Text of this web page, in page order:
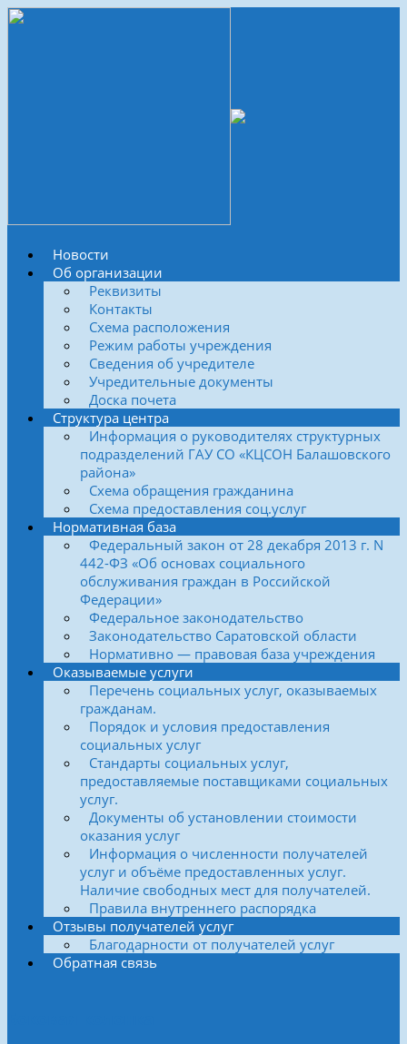
Новости
Об организации
Реквизиты
Контакты
Схема расположения
Режим работы учреждения
Сведения об учредителе
Учредительные документы
Доска почета
Структура центра
Информация о руководителях структурных
подразделений ГАУ СО «КЦСОН Балашовского
района»
Схема обращения гражданина
Схема предоставления соц.услуг
Нормативная база
Федеральный закон от 28 декабря 2013 г. N
442-ФЗ «Об основах социального
обслуживания граждан в Российской
Федерации»
Федеральное законодательство
Законодательство Саратовской области
Нормативно — правовая база учреждения
Оказываемые услуги
Перечень социальных услуг, оказываемых
гражданам.
Порядок и условия предоставления
социальных услуг
Стандарты социальных услуг,
предоставляемые поставщиками социальных
услуг.
Документы об установлении стоимости
оказания услуг
Информация о численности получателей
услуг и объёме предоставленных услуг.
Наличие свободных мест для получателей.
Правила внутреннего распорядка
Отзывы получателей услуг
Благодарности от получателей услуг
Обратная связь